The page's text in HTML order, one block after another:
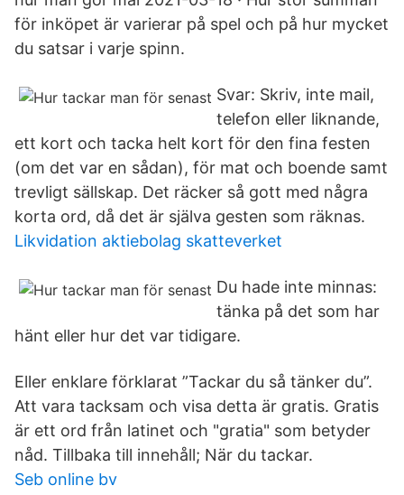
för inköpet är varierar på spel och på hur mycket
du satsar i varje spinn.
Svar: Skriv, inte mail,
telefon eller liknande,
ett kort och tacka helt kort för den fina festen
(om det var en sådan), för mat och boende samt
trevligt sällskap. Det räcker så gott med några
korta ord, då det är själva gesten som räknas.
Likvidation aktiebolag skatteverket
Du hade inte minnas:
tänka på det som har
hänt eller hur det var tidigare.
Eller enklare förklarat ”Tackar du så tänker du”.
Att vara tacksam och visa detta är gratis. Gratis
är ett ord från latinet och "gratia" som betyder
nåd. Tillbaka till innehåll; När du tackar.
Seb online bv